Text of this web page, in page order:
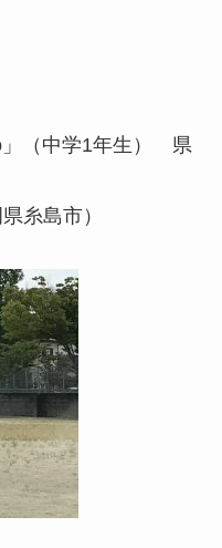
」（中学1年生） 県
糸島市）